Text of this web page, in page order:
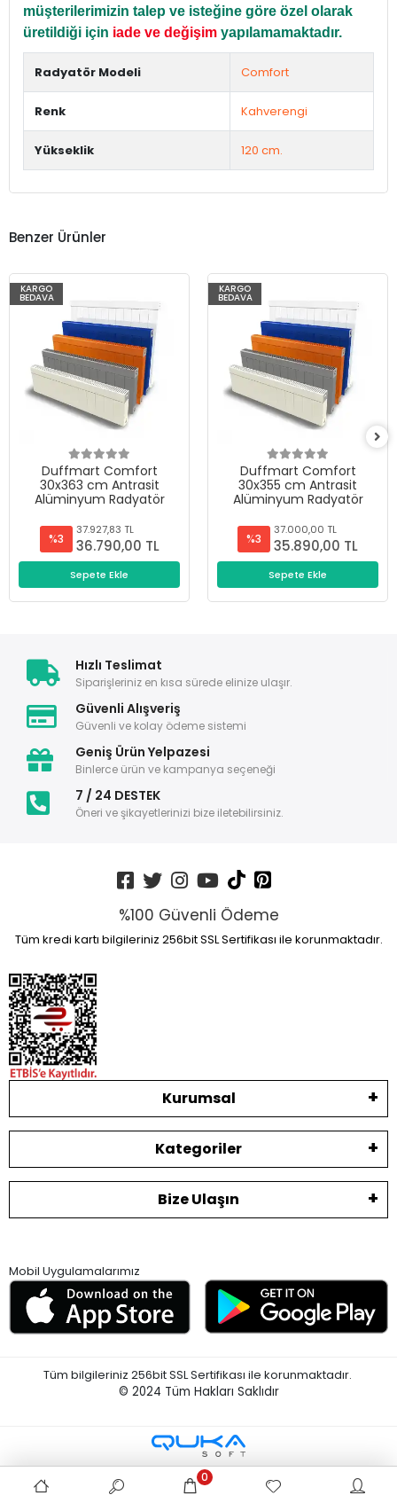
müşterilerimizin talep ve isteğine göre özel olarak
üretildiği için iade ve değişim yapılamamaktadır.
Radyatör Modeli Comfort
Renk Kahverengi
Yükseklik 120 cm.
Benzer Ürünler
KARGO
BEDAVA
Duffmart Comfort
30x363 cm Antrasit
Alüminyum Radyatör
%3
37.927,83 TL
36.790,00 TL
Sepete Ekle
KARGO
BEDAVA
Duffmart Comfort
30x355 cm Antrasit
Alüminyum Radyatör
%3
37.000,00 TL
35.890,00 TL
Sepete Ekle
Hızlı Teslimat
Siparişleriniz en kısa sürede elinize ulaşır.
Güvenli Alışveriş
Güvenli ve kolay ödeme sistemi
Geniş Ürün Yelpazesi
Binlerce ürün ve kampanya seçeneği
7 / 24 DESTEK
Öneri ve şikayetlerinizi bize iletebilirsiniz.
%100 Güvenli Ödeme
Tüm kredi kartı bilgileriniz 256bit SSL Sertifikası ile korunmaktadır.
Kurumsal
Kategoriler
Bize Ulaşın
Mobil Uygulamalarımız
Tüm bilgileriniz 256bit SSL Sertifikası ile korunmaktadır.
© 2024 Tüm Hakları Saklıdır
0